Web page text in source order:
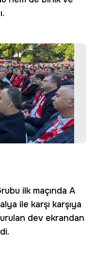
ilk maçında A
ile karşı karşıya
dev ekrandan